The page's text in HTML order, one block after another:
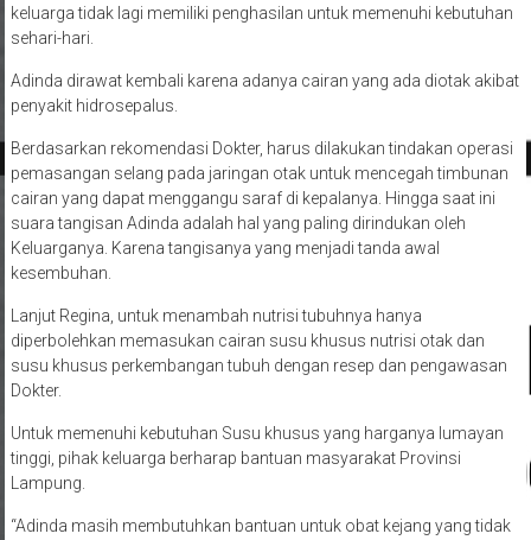
keluarga tidak lagi memiliki penghasilan untuk memenuhi kebutuhan
sehari-hari.
Adinda dirawat kembali karena adanya cairan yang ada diotak akibat
penyakit hidrosepalus.
Berdasarkan rekomendasi Dokter, harus dilakukan tindakan operasi
pemasangan selang pada jaringan otak untuk mencegah timbunan
cairan yang dapat menggangu saraf di kepalanya. Hingga saat ini
suara tangisan Adinda adalah hal yang paling dirindukan oleh
Keluarganya. Karena tangisanya yang menjadi tanda awal
kesembuhan.
Lanjut Regina, untuk menambah nutrisi tubuhnya hanya
diperbolehkan memasukan cairan susu khusus nutrisi otak dan
susu khusus perkembangan tubuh dengan resep dan pengawasan
Dokter.
Untuk memenuhi kebutuhan Susu khusus yang harganya lumayan
tinggi, pihak keluarga berharap bantuan masyarakat Provinsi
Lampung.
“Adinda masih membutuhkan bantuan untuk obat kejang yang tidak